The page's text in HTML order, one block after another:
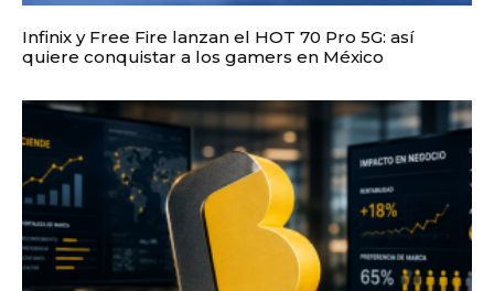
Infinix y Free Fire lanzan el HOT 70 Pro 5G: así
quiere conquistar a los gamers en México